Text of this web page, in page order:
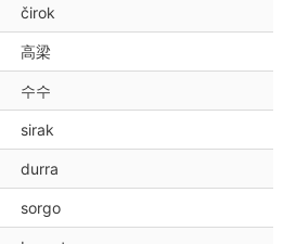
čirok
高梁
수수
sirak
durra
sorgo